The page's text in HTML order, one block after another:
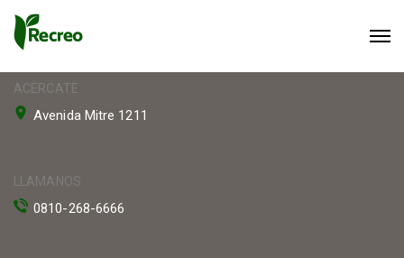
ACERCATE
Avenida Mitre 1211
LLAMANOS
0810-268-6666